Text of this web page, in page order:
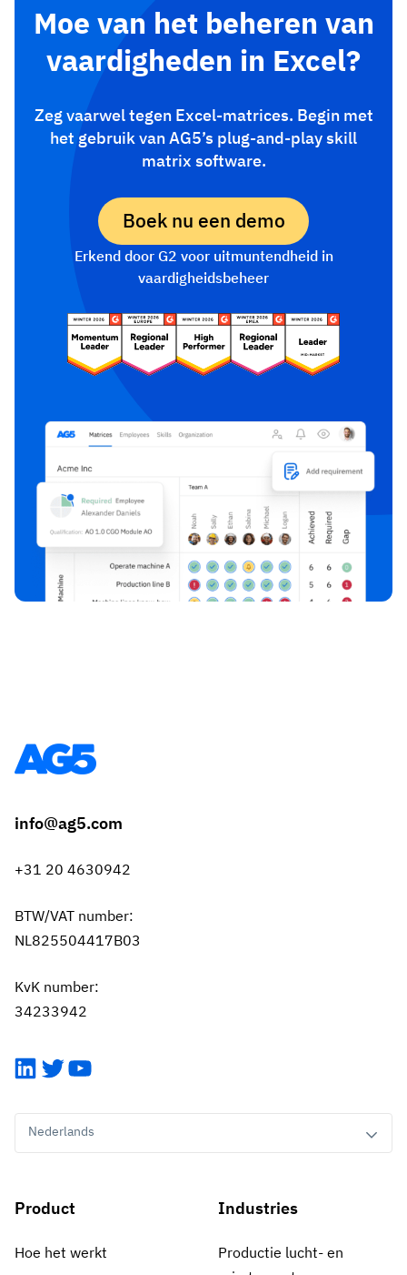
Moe van het beheren van
vaardigheden in Excel?
Zeg vaarwel tegen Excel-matrices. Begin met
het gebruik van AG5’s plug-and-play skill
matrix software.
Boek nu een demo
Erkend door G2 voor uitmuntendheid in
vaardigheidsbeheer
info@ag5.com
+31 20 4630942
BTW/VAT number:
NL825504417B03
KvK number:
34233942
LinkedIn
TwitterYouTube
Nederlands
Product
Hoe het werkt
Industries
Productie lucht- en